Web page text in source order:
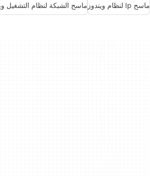
ماسح Ip لنظام ويندوز ماسح الشبكة لنظام التشغيل